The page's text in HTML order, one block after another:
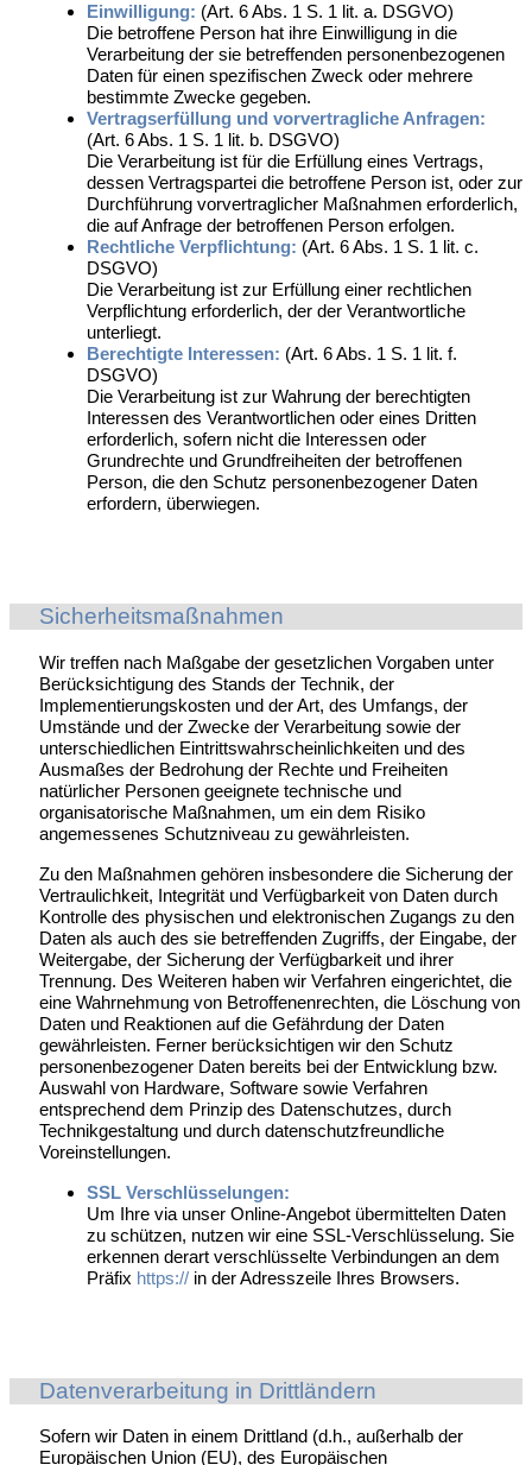
Einwilligung: (Art. 6 Abs. 1 S. 1 lit. a. DSGVO)
Die betroffene Person hat ihre Einwilligung in die
Verarbeitung der sie betreffenden personenbezogenen
Daten für einen spezifischen Zweck oder mehrere
bestimmte Zwecke gegeben.
Vertragserfüllung und vorvertragliche Anfragen:
(Art. 6 Abs. 1 S. 1 lit. b. DSGVO)
Die Verarbeitung ist für die Erfüllung eines Vertrags,
dessen Vertragspartei die betroffene Person ist, oder zur
Durchführung vorvertraglicher Maßnahmen erforderlich,
die auf Anfrage der betroffenen Person erfolgen.
Rechtliche Verpflichtung: (Art. 6 Abs. 1 S. 1 lit. c.
DSGVO)
Die Verarbeitung ist zur Erfüllung einer rechtlichen
Verpflichtung erforderlich, der der Verantwortliche
unterliegt.
Berechtigte Interessen: (Art. 6 Abs. 1 S. 1 lit. f.
DSGVO)
Die Verarbeitung ist zur Wahrung der berechtigten
Interessen des Verantwortlichen oder eines Dritten
erforderlich, sofern nicht die Interessen oder
Grundrechte und Grundfreiheiten der betroffenen
Person, die den Schutz personenbezogener Daten
erfordern, überwiegen.
Sicherheitsmaßnahmen
Wir treffen nach Maßgabe der gesetzlichen Vorgaben unter
Berücksichtigung des Stands der Technik, der
Implementierungskosten und der Art, des Umfangs, der
Umstände und der Zwecke der Verarbeitung sowie der
unterschiedlichen Eintrittswahrscheinlichkeiten und des
Ausmaßes der Bedrohung der Rechte und Freiheiten
natürlicher Personen geeignete technische und
organisatorische Maßnahmen, um ein dem Risiko
angemessenes Schutzniveau zu gewährleisten.
Zu den Maßnahmen gehören insbesondere die Sicherung der
Vertraulichkeit, Integrität und Verfügbarkeit von Daten durch
Kontrolle des physischen und elektronischen Zugangs zu den
Daten als auch des sie betreffenden Zugriffs, der Eingabe, der
Weitergabe, der Sicherung der Verfügbarkeit und ihrer
Trennung. Des Weiteren haben wir Verfahren eingerichtet, die
eine Wahrnehmung von Betroffenenrechten, die Löschung von
Daten und Reaktionen auf die Gefährdung der Daten
gewährleisten. Ferner berücksichtigen wir den Schutz
personenbezogener Daten bereits bei der Entwicklung bzw.
Auswahl von Hardware, Software sowie Verfahren
entsprechend dem Prinzip des Datenschutzes, durch
Technikgestaltung und durch datenschutzfreundliche
Voreinstellungen.
SSL Verschlüsselungen:
Um Ihre via unser Online-Angebot übermittelten Daten
zu schützen, nutzen wir eine SSL-Verschlüsselung. Sie
erkennen derart verschlüsselte Verbindungen an dem
Präfix https:// in der Adresszeile Ihres Browsers.
Datenverarbeitung in Drittländern
Sofern wir Daten in einem Drittland (d.h., außerhalb der
Europäischen Union (EU), des Europäischen